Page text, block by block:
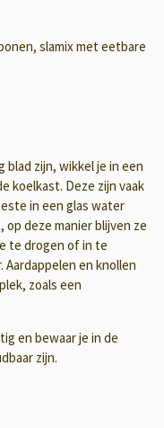
slamix met eetbare
blad zijn, wikkel je in een
koelkast. Deze zijn vaak
in een glas water
op deze manier blijven ze
te drogen of in te
Aardappelen en knollen
zoals een
en bewaar je in de
zijn.